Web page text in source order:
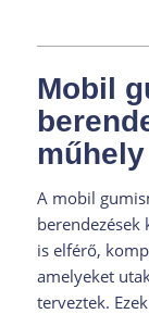
Mobil
műhely
A mobil
is elférő,
amelyeket
terveztek.